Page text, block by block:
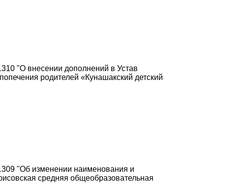
"О внесении дополнений в Устав
родителей «Кунашакский детский
"Об изменении наименования и
средняя общеобразовательная